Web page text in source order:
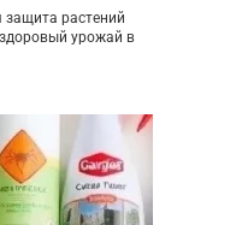
защита растений
урожай в